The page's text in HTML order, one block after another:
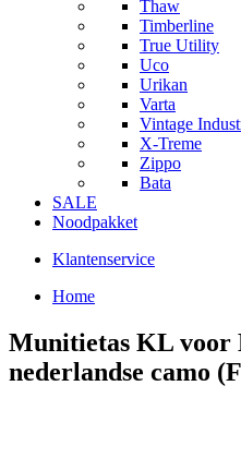
Thaw
Timberline
True Utility
Uco
Urikan
Varta
Vintage
X-Treme
Zippo
Bata
SALE
Noodpakket
Klantenservice
Home
Munitietas KL voor
nederlandse camo